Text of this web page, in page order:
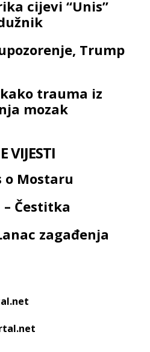
cijevi “Unis”
Trump
trauma iz
mozak
VIJESTI
o Mostaru
– Čestitka
zagađenja